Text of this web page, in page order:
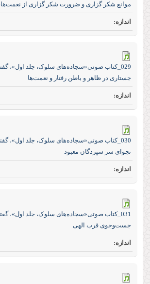
موانع شکر گزاری و ضرورت شکر گزاری از
029_کتاب صوتی«سجاده‌های سلوک، جلد اول»،
جستاری در ظاهر و باطن رفتار و نعمت‌ها
030_کتاب صوتی«سجاده‌های سلوک، جلد اول»،
نجوای سر سپردگان معبود
031_کتاب صوتی«سجاده‌های سلوک، جلد اول»،
جست‌و‌جوی قرب الهی